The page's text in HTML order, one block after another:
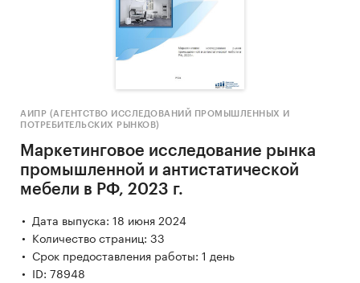
АИПР (АГЕНТСТВО ИССЛЕДОВАНИЙ ПРОМЫШЛЕННЫХ И
ПОТРЕБИТЕЛЬСКИХ РЫНКОВ)
Маркетинговое исследование рынка
промышленной и антистатической
мебели в РФ, 2023 г.
Дата выпуска: 18 июня 2024
Количество страниц: 33
Срок предоставления работы: 1 день
ID: 78948